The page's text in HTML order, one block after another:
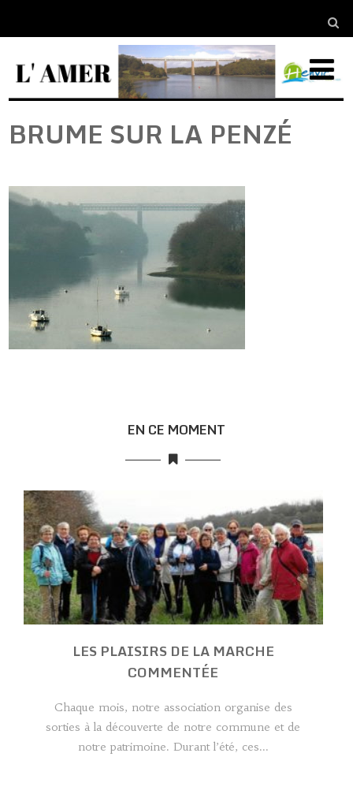
BRUME SUR LA PENZÉ
EN CE MOMENT
LES PLAISIRS DE LA MARCHE
COMMENTÉE
Chaque mois, notre association organise des
sorties à la découverte de notre commune et de
notre patrimoine. Durant l’été, ces...